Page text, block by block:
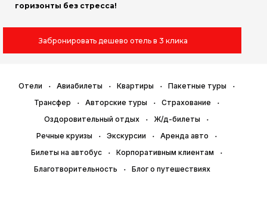
горизонты без стресса!
Забронировать дешево отель в 3 клика
Отели Авиабилеты Квартиры
Пакетные туры
Трансфер
Авторские туры
Страхование
Оздоровительный отдых
Ж/д-билеты
Речные круизы
Экскурсии
Аренда авто
Билеты на автобус
Корпоративным клиентам
Благотворительность
Блог о путешествиях